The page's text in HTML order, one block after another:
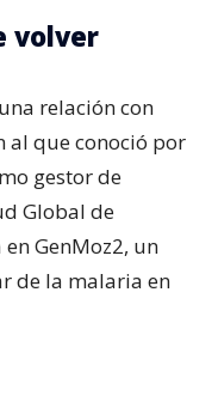
volver
relación con
al que conoció por
gestor de
Global de
GenMoz2, un
de la malaria en